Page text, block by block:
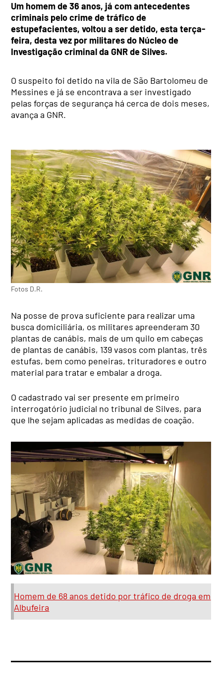
Um homem de 36 anos, já com antecedentes
criminais pelo crime de tráfico de
estupefacientes, voltou a ser detido, esta terça-
feira, desta vez por militares do Núcleo de
Investigação criminal da GNR de Silves.
O suspeito foi detido na vila de São Bartolomeu de
Messines e já se encontrava a ser investigado
pelas forças de segurança há cerca de dois meses,
avança a GNR.
Fotos D.R.
Na posse de prova suficiente para realizar uma
busca domiciliária, os militares apreenderam 30
plantas de canábis, mais de um quilo em cabeças
de plantas de canábis, 139 vasos com plantas, três
estufas, bem como peneiras, trituradores e outro
material para tratar e embalar a droga.
O cadastrado vai ser presente em primeiro
interrogatório judicial no tribunal de Silves, para
que lhe sejam aplicadas as medidas de coação.
Homem de 68 anos detido por tráfico de droga em
Albufeira